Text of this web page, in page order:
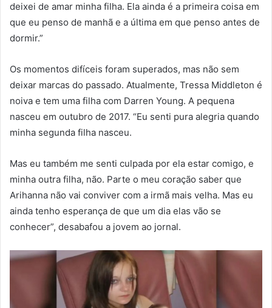
deixei de amar minha filha. Ela ainda é a primeira coisa em
que eu penso de manhã e a última em que penso antes de
dormir.”
Os momentos difíceis foram superados, mas não sem
deixar marcas do passado. Atualmente, Tressa Middleton é
noiva e tem uma filha com Darren Young. A pequena
nasceu em outubro de 2017. “Eu senti pura alegria quando
minha segunda filha nasceu.
Mas eu também me senti culpada por ela estar comigo, e
minha outra filha, não. Parte o meu coração saber que
Arihanna não vai conviver com a irmã mais velha. Mas eu
ainda tenho esperança de que um dia elas vão se
conhecer”, desabafou a jovem ao jornal.